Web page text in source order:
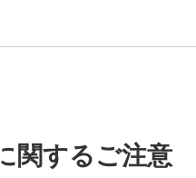
関するご注意